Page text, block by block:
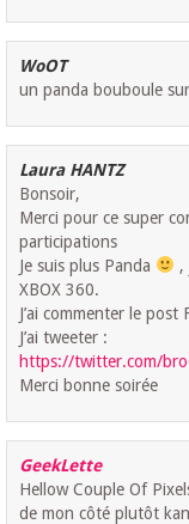
WoOT
un panda bouboule
Laura HANTZ
Bonsoir,
Merci pour ce super
participations
Je suis plus Panda
,
XBOX 360.
J’ai commenter le
J’ai tweeter :
https://twitter.com/
Merci bonne soirée
GeekLette
Hellow Couple Of
de mon côté plutôt